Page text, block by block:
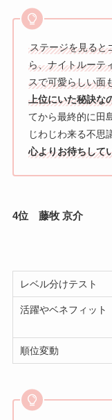
ステージを見ると
ら、ナイトルーテ
スで可愛らしい面
上位にいた秘訣な
てから最終的に田
じわじわ来る不思
心よりお待ちして
4位 藤牧 京介
レベル分けテスト
活躍やベネフィット
順位変動